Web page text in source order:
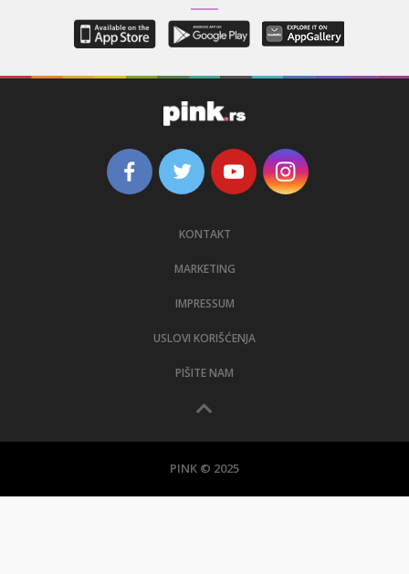
KONTAKT
MARKETING
IMPRESSUM
USLOVI KORIŠĆENJA
PIŠITE NAM
PINK © 2025